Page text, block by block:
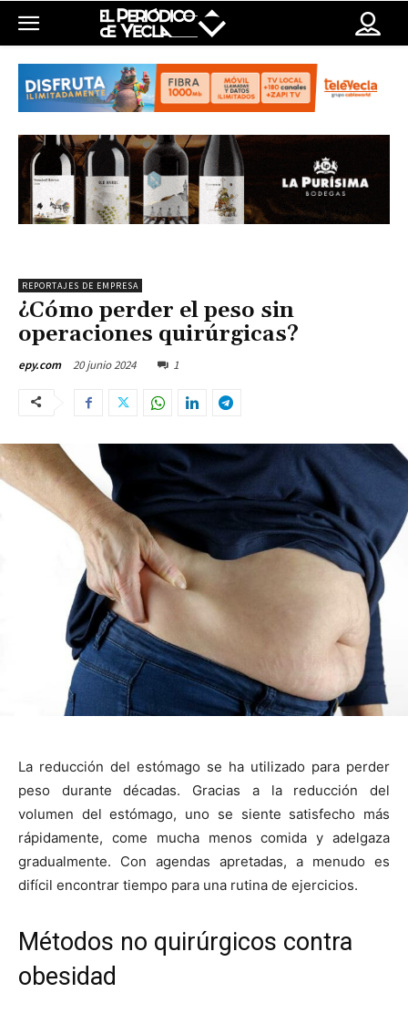
REPORTAJES DE EMPRESA
¿Cómo perder el peso sin
operaciones quirúrgicas?
epy.com 20 junio 2024 1
La reducción del estómago se ha utilizado para perder
peso durante décadas. Gracias a la reducción del
volumen del estómago, uno se siente satisfecho más
rápidamente, come mucha menos comida y adelgaza
gradualmente. Con agendas apretadas, a menudo es
difícil encontrar tiempo para una rutina de ejercicios.
Métodos no quirúrgicos contra
obesidad